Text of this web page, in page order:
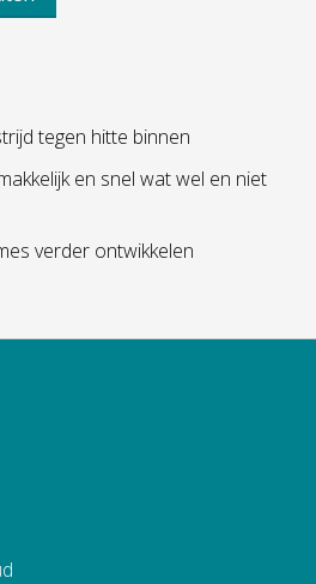
tegen hitte binnen
en snel wat wel en niet
verder ontwikkelen